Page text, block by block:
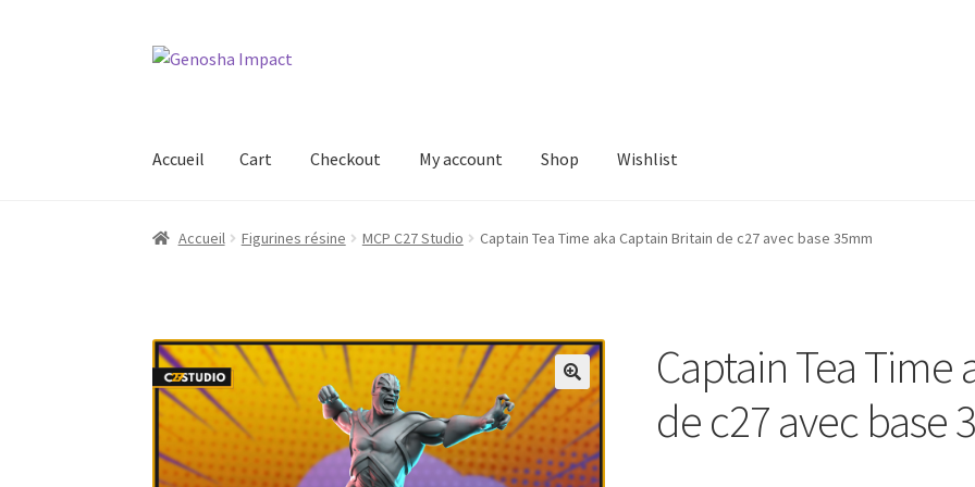
Aller
Aller
Accueil Cart Checkout My account Shop Wishlist
Accueil Cart Checkout My account Shop Wishlist
Accueil Figurines résine MCP C27 Studio Captain Tea Time aka Captain Britain de c27 avec base 35mm
Captain Tea Time
de c27 avec base